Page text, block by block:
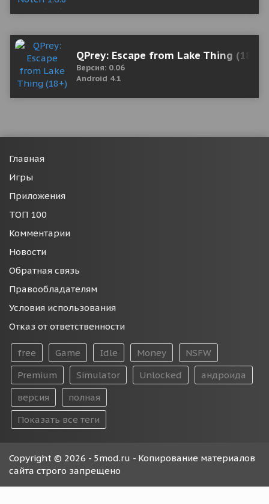
QPrey: Escape from Lake Thing (18+)
Версия: 0.06
Android 4.1
Главная
Игры
Приложения
ТОП 100
Комментарии
Новости
Обратная связь
Правообладателям
Условия использования
Отказ от ответственности
free Game Idle Money
NSFW
Premium
Simulator Unlocked
андроида
версия
полная
Показать все теги
Copyright © 2026 - 5mod.ru - Копирование материалов
сайта строго запрещено